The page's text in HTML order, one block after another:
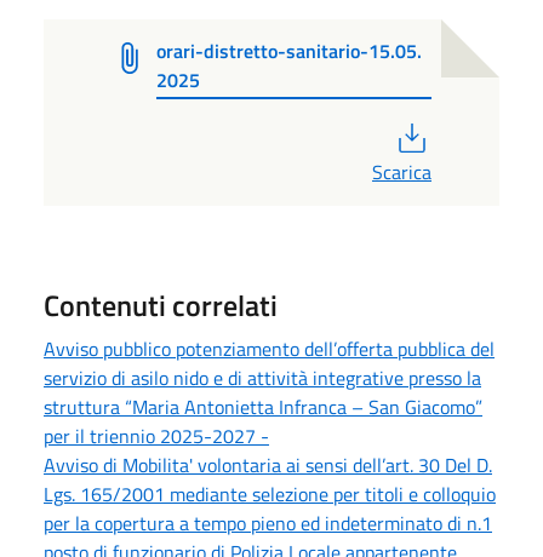
orari-distretto-sanitario-15.05.
2025
Scarica
Contenuti correlati
Avviso pubblico potenziamento dell’offerta pubblica del
servizio di asilo nido e di attività integrative presso la
struttura “Maria Antonietta Infranca – San Giacomo”
per il triennio 2025-2027 -
Avviso di Mobilita' volontaria ai sensi dell’art. 30 Del D.
Lgs. 165/2001 mediante selezione per titoli e colloquio
per la copertura a tempo pieno ed indeterminato di n.1